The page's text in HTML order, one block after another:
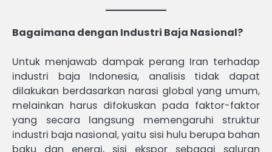
Bagaimana dengan Industri Baja Nasional?
Untuk menjawab dampak perang Iran terhadap
industri baja Indonesia, analisis tidak dapat
dilakukan berdasarkan narasi global yang umum,
melainkan harus difokuskan pada faktor-faktor
yang secara langsung memengaruhi struktur
industri baja nasional, yaitu sisi hulu berupa bahan